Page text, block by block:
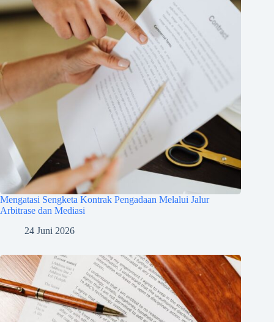
Mengatasi Sengketa Kontrak Pengadaan Melalui Jalur
Arbitrase dan Mediasi
24 Juni 2026